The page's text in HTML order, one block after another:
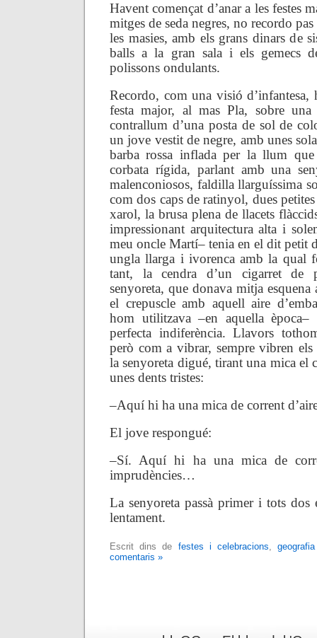
Havent començat d’anar a les festes
mitges de seda negres, no recordo
les masies, amb els grans dinars de
balls a la gran sala i els gemecs
polissons ondulants.
Recordo, com una visió
festa major, al mas Pla, sobre una
contrallum d’una posta de sol de
un jove vestit de negre, amb unes
barba rossa inflada per la llum
corbata rígida, parlant amb una
malenconiosos, faldilla llarguíssima
com dos caps de ratinyol, dues petites
xarol, la brusa plena de llacets
impressionant arquitectura alta i
meu oncle Martí– tenia en el dit petit
ungla llarga i ivorenca amb la qual
tant, la cendra d’un cigarret de
senyoreta, que donava mitja
el crepuscle amb aquell aire
hom utilitzava –en aquella època–
perfecta indiferència. Llavors
però com a vibrar, sempre vibren els
la senyoreta digué, tirant una mica el
unes dents tristes:
–Aquí hi ha una mica de corrent
El jove respongué:
–Sí. Aquí hi ha una mica de
imprudències…
La senyoreta passà primer i tots dos
lentament.
Escrit dins de festes i celebracions,
comentaris »